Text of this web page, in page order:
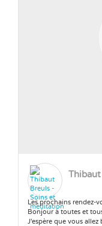
Les prochains rendez-
Bonjour à toutes et
J'espère que vous